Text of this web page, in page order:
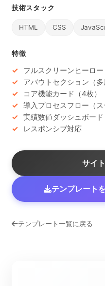
技術スタック
HTML CSS
特徴
フルスクリーンヒーロー
アバウトセクション（多
コア機能カード（4枚）
導入プロセスフロー（ス
実績数値ダッシュボード
レスポンシブ対応
サイ
テンプレート
テンプレート一覧に戻る